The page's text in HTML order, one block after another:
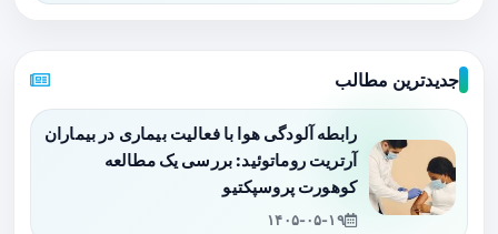
جدیدترین مطالب
رابطه آلودگی هوا با فعالیت بیماری در بیماران
آرتریت روماتوئید: بررسی یک مطالعه
کوهورت پروسپکتیو
۱۴۰۵-۰۵-۱۹